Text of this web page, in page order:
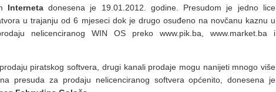
Internetadonesena je 19.01.2012. godine. Presudom je jedno lice
u trajanju od 6 mjeseci dok je drugo osuđeno na novčanu kaznu u
nelicenciranog WIN OS preko www.pik.ba, www.market.ba i
piratskog softvera, drugi kanali prodaje mogu nanijeti mnogo više
presuda za prodaju nelicenciranog softvera općenito, donesena je